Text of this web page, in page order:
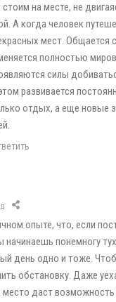
на месте, не
А когда человек
мест. Общается
полностью
силы
развивается
отдых, а еще новые
опыте, что, если
понемногу
день одно и тоже.
обстановку. Даже
место даст возможность